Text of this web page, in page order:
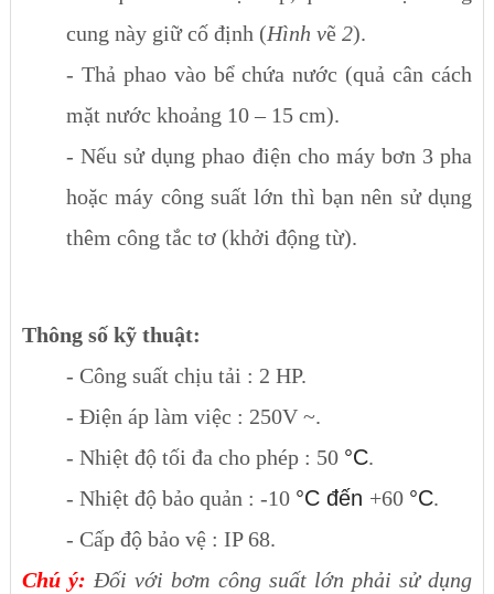
cung này giữ cố định (Hình vẽ 2).
- Thả phao vào bể chứa nước (quả cân cách
mặt nước khoảng 10 – 15 cm).
- Nếu sử dụng phao điện cho máy bơn 3 pha
hoặc máy công suất lớn thì bạn nên sử dụng
thêm công tắc tơ (khởi động từ).
Thông số kỹ thuật:
- Công suất chịu tải : 2 HP.
- Điện áp làm việc : 250V ~.
- Nhiệt độ tối đa cho phép : 50 °C.
- Nhiệt độ bảo quản : -10 °C đến +60 °C.
- Cấp độ bảo vệ : IP 68.
Chú ý:Đối với bơm công suất lớn phải sử dụng